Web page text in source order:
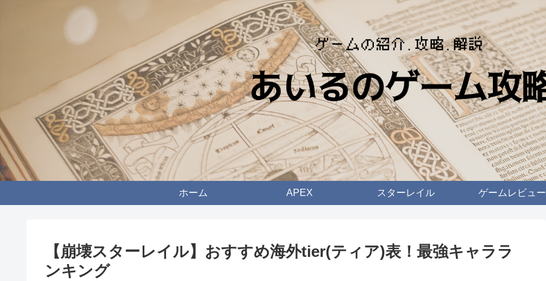
ホーム APEX スターレイル ゲームレビュー
【崩壊スターレイル】おすすめ海外tier(ティア)表！最強キャララ
ンキング